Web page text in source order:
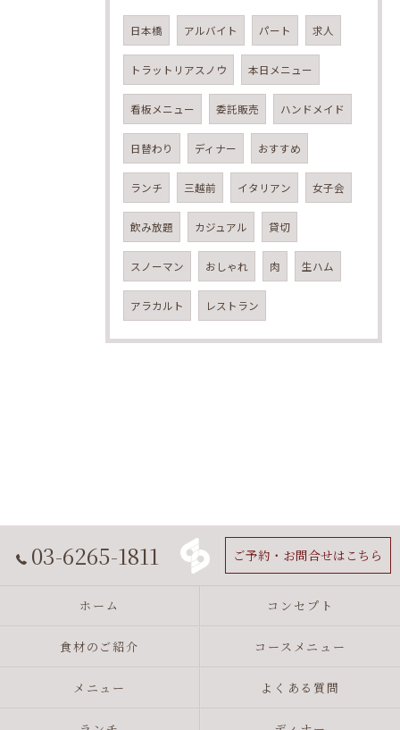
日本橋 アルバイト パート 求人
トラットリアスノウ 本日メニュー
看板メニュー 委託販売 ハンドメイド
日替わり ディナー おすすめ
ランチ 三越前 イタリアン 女子会
飲み放題 カジュアル 貸切
スノーマン おしゃれ 肉 生ハム
アラカルト レストラン
03-6265-1811 ご予約・お問合せはこちら
ホーム コンセプト
食材のご紹介 コースメニュー
メニュー よくある質問